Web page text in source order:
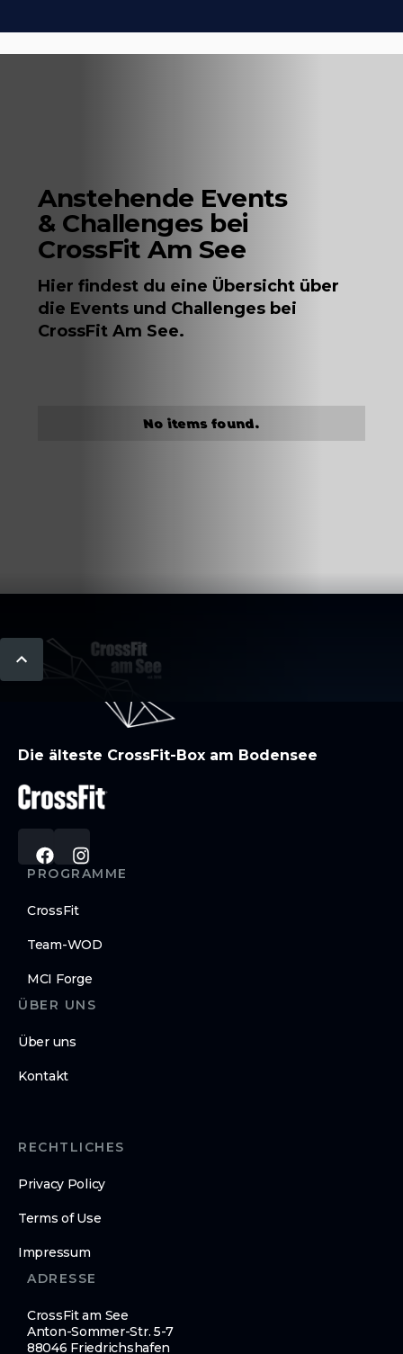
Anstehende Events
& Challenges bei
CrossFit Am See
Hier findest du eine Übersicht über
die Events und Challenges bei
CrossFit Am See.
No items found.
Die älteste CrossFit-Box am Bodensee
PROGRAMME
CrossFit
Team-WOD
MCI Forge
ÜBER UNS
Über uns
Kontakt
RECHTLICHES
Privacy Policy
Terms of Use
Impressum
ADRESSE
CrossFit am See
Anton-Sommer-Str. 5-7
88046 Friedrichshafen